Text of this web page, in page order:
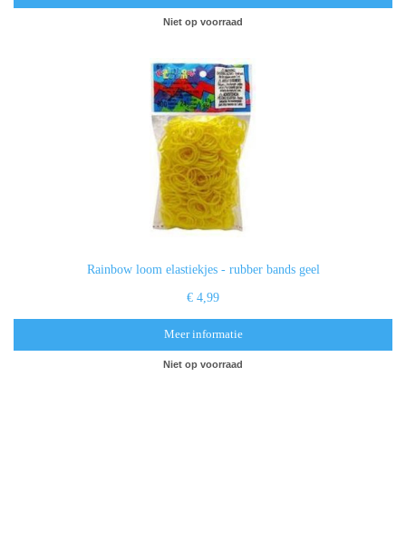
Niet op voorraad
Rainbow loom elastiekjes - rubber bands geel
€ 4,99
Meer informatie
Niet op voorraad